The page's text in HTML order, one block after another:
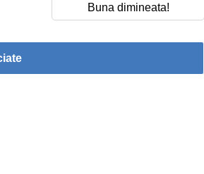
Buna dimineata!